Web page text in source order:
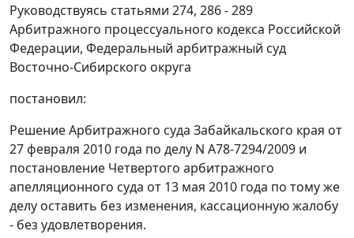
Руководствуясь статьями 274, 286 - 289
Арбитражного процессуального кодекса Российской
Федерации, Федеральный арбитражный суд
Восточно-Сибирского округа
постановил:
Решение Арбитражного суда Забайкальского края от
27 февраля 2010 года по делу N А78-7294/2009 и
постановление Четвертого арбитражного
апелляционного суда от 13 мая 2010 года по тому же
делу оставить без изменения, кассационную жалобу
- без удовлетворения.